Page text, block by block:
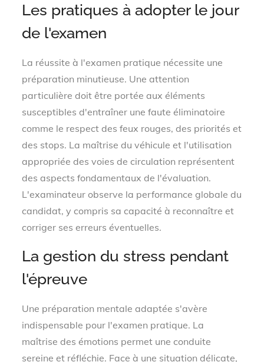
Les pratiques à adopter le jour
de l'examen
La réussite à l'examen pratique nécessite une
préparation minutieuse. Une attention
particulière doit être portée aux éléments
susceptibles d'entraîner une faute éliminatoire
comme le respect des feux rouges, des priorités et
des stops. La maîtrise du véhicule et l'utilisation
appropriée des voies de circulation représentent
des aspects fondamentaux de l'évaluation.
L'examinateur observe la performance globale du
candidat, y compris sa capacité à reconnaître et
corriger ses erreurs éventuelles.
La gestion du stress pendant
l'épreuve
Une préparation mentale adaptée s'avère
indispensable pour l'examen pratique. La
maîtrise des émotions permet une conduite
sereine et réfléchie. Face à une situation délicate,